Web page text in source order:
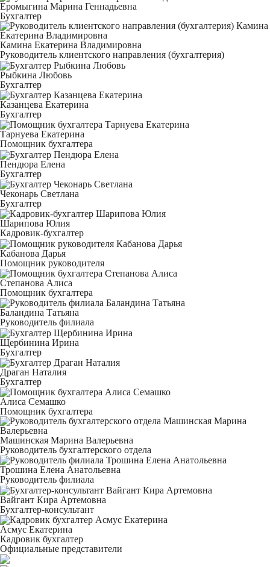
Еромыгина Марина Геннадьевна
Бухгалтер
Камина Екатерина Владимировна
Руководитель клиентского направления (бухгалтерия)
Рыбкина Любовь
Бухгалтер
Казанцева Екатерина
Бухгалтер
Тарнуева Екатерина
Помощник бухгалтера
Пендюра Елена
Бухгалтер
Чеконарь Светлана
Бухгалтер
Шарипова Юлия
Кадровик-бухгалтер
Кабанова Дарья
Помощник руководителя
Степанова Алиса
Помощник бухгалтера
Баландина Татьяна
Руководитель филиала
Щербинина Ирина
Бухгалтер
Драган Наталия
Бухгалтер
Алиса Семашко
Помощник бухгалтера
Машинская Марина Валерьевна
Руководитель бухгалтерского отдела
Трошина Елена Анатольевна
Руководитель филиала
Вайгант Кира Артемовна
Бухгалтер-консультант
Асмус Екатерина
Кадровик бухгалтер
Официальные представители